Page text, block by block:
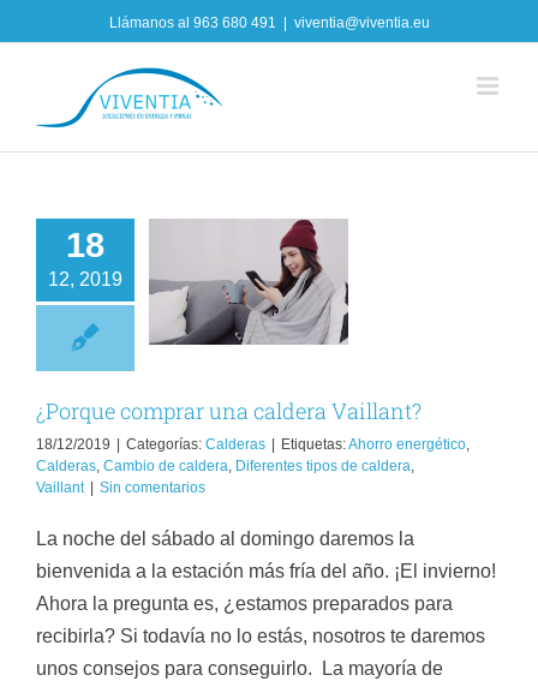
to
Llámanos al 963 680 491 viventia@viventia.eu
18
12, 2019
comprar
una caldera
Calderas
¿Porque comprar una caldera Vaillant?
18/12/2019 Categorías: Calderas Etiquetas:Ahorro energético,
Calderas, Cambio de caldera, Diferentes tipos de caldera,
Vaillant
Sin comentarios
La noche del sábado al domingo daremos la
bienvenida a la estación más fría del año. ¡El invierno!
Ahora la pregunta es, ¿estamos preparados para
recibirla? Si todavía no lo estás, nosotros te daremos
unos consejos para conseguirlo. La mayoría de